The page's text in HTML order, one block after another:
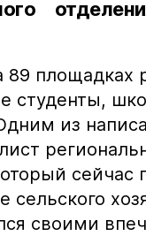
89 площадках
студенты,
из
сейчас
сельского
своими